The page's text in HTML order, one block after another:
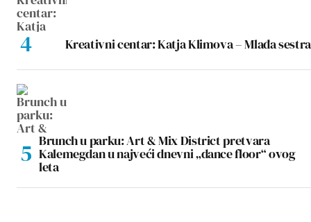
Kreativni centar: Katja Klimova – Mlađa sestra
Brunch u parku: Art & Mix District pretvara
Kalemegdan u najveći dnevni „dance floor“ ovog
leta